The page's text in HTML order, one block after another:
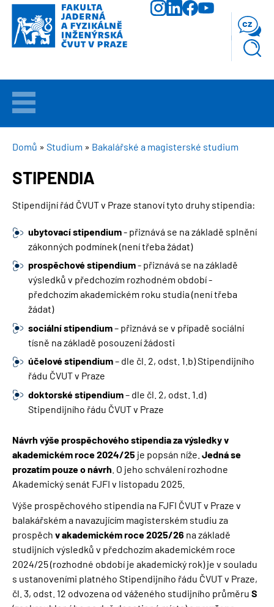
Přejít
hlavnímu
obsahu
VÍTEJTE
UCHAZEČI
STUDIUM
VĚDA
VÝZKUM
FAKULTA
cz
DROBEČKOVÁ
Domů Studium Bakalářské a magisterské studium
STIPENDIA
Stipendijní řád ČVUT v Praze stanoví tyto druhy stipendia:
ubytovací stipendium- přiznává se na základě splnění
zákonných podmínek (není třeba žádat)
prospěchové stipendium- přiznává se na základě
výsledků v předchozím rozhodném období -
předchozím akademickém roku studia (není třeba
žádat)
sociální stipendium– přiznává se v případě sociální
tísně na základě posouzení žádosti
účelové stipendium– dle čl. 2, odst. 1.b) Stipendijního
řádu ČVUT v Praze
doktorské stipendium– dle čl. 2, odst. 1.d)
Stipendijního řádu ČVUT v Praze
Návrh výše prospěchového stipendia za výsledky v
akademickém roce 2024/25 je popsán níže. Jedná se
prozatím pouze o návrh . O jeho schválení rozhodne
Akademický senát FJFI v listopadu 2025.
Výše prospěchového stipendia na FJFI ČVUT v Praze v
balakářském a navazujícím magisterském studiu za
prospěch v akademickém roce 2025/26 na základě
studijních výsledků v předchozím akademickém roce
2024/25 (rozhodné období je akademický rok) je v souladu
s ustanoveními platného Stipendijního řádu ČVUT v Praze,
čl. 3, odst. 12 odvozena od váženého studijního průměru S